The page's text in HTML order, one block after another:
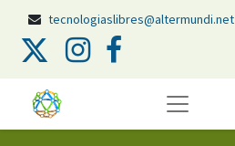
tecnologiaslibres@altermundi.net